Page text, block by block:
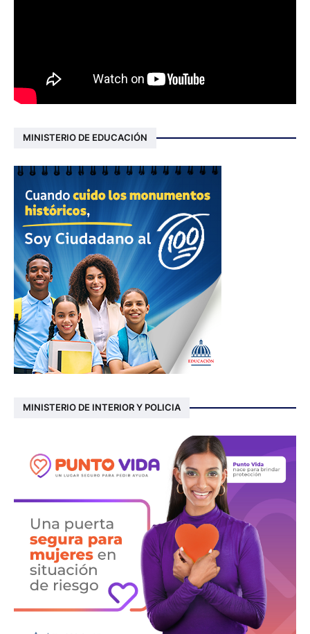
MINISTERIO DE EDUCACIÓN
MINISTERIO DE INTERIOR Y POLICIA